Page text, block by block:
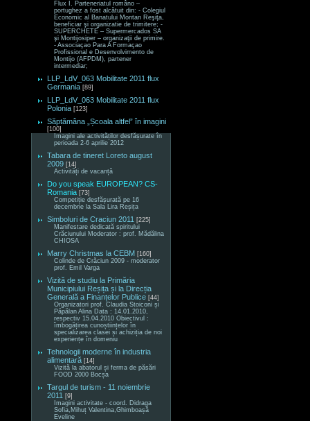
Flux I. Parteneriatul româno –
portughez a fost alcătuit din: - Colegiul
Economic al Banatului Montan Reşiţa,
beneficiar şi organizatie de trimitere; -
SUPERCHETE – Supermercados SA
şi Montijosiper – organizaţii de primire.
- Associaçao Para A Formaçao
Profissional e Desenvolvimento de
Montijo (AFPDM), partener
intermediar;
LLP_LdV_063 Mobilitate 2011 flux
Germania [89]
LLP_LdV_063 Mobilitate 2011 flux
Polonia [123]
Săptămâna „Școala altfel” în imagini
[100]
Imagini ale activităților desfășurate în
perioada 2-6 aprilie 2012
Tabara de tineret Loreto august
2009 [14]
Activități de vacanță
Do you speak EUROPEAN? CS-
Romania [73]
Competiție desfășurată pe 16
decembrie la Sala Lira Reșița
Simboluri de Craciun 2011 [225]
Manifestare dedicată spiritului
Crăciunului Moderator : prof. Mădălina
CHIOSA
Marry Christmas la CEBM [160]
Colinde de Crăciun 2009 - moderator
prof. Emil Varga
Vizită de studiu la Primăria
Municipiului Reșița și la Direcția
Generală a Finanțelor Publice [44]
Organizatori prof. Claudia Stoiconi și
Păpălan Alina Data : 14.01.2010,
respectiv 15.04.2010 Obiectivul :
îmbogățirea cunoștiințelor în
specializarea clasei și achiziția de noi
experiențe în domeniu
Tehnologii moderne în industria
alimentară [14]
Vizită la abatorul și ferma de păsări
FOOD 2000 Bocșa
Targul de turism - 11 noiembrie
2011 [9]
Imagini activitate - coord. Didraga
Sofia,Mihuț Valentina,Ghimboașă
Eveline